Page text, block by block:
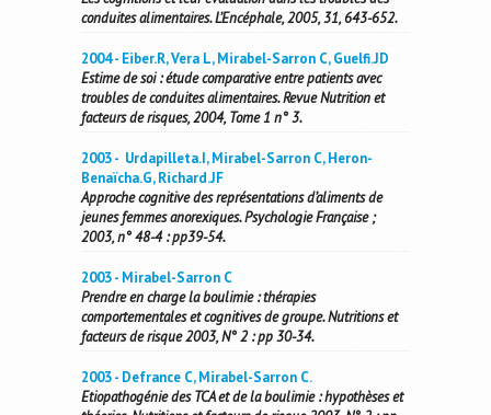
conduites alimentaires. L’Encéphale, 2005, 31, 643-652.
2004 - Eiber.R, Vera L, Mirabel-Sarron C, Guelfi.JD
Estime de soi : étude comparative entre patients avec
troubles de conduites alimentaires. Revue Nutrition et
facteurs de risques, 2004, Tome 1 n° 3.
2003 - Urdapilleta.I, Mirabel-Sarron C, Heron-
Benaïcha.G, Richard.JF
Approche cognitive des représentations d’aliments de
jeunes femmes anorexiques. Psychologie Française ;
2003, n° 48-4 : pp39-54.
2003 - Mirabel-Sarron C
Prendre en charge la boulimie : thérapies
comportementales et cognitives de groupe. Nutritions et
facteurs de risque 2003, N° 2 : pp 30-34.
2003 - Defrance C, Mirabel-Sarron C.
Etiopathogénie des TCA et de la boulimie : hypothèses et